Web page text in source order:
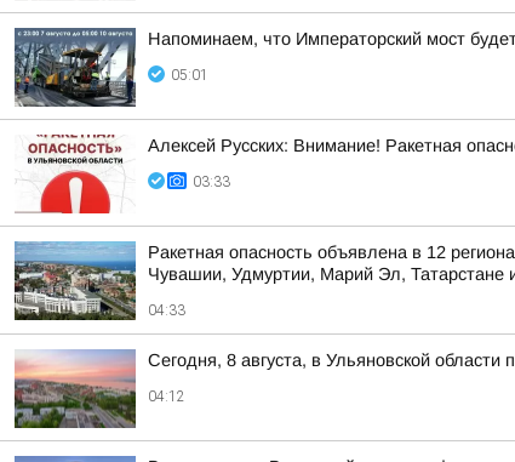
Напоминаем, что Императорский мост
05:01
Алексей Русских: Внимание! Ракетная
03:33
Ракетная опасность объявлена в 12
Чувашии, Удмуртии, Марий Эл, Татарстане
04:33
Сегодня, 8 августа, в Ульяновской области
04:12